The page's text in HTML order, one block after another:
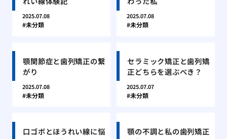
2025.07.08
未分類
2025.07.08
未分類
顎関節症と歯列矯正の繋
がり
2025.07.08
未分類
セラミック矯正と歯列矯
正どちらを選ぶべき？
2025.07.07
未分類
口ゴボとほうれい線に悩
顎の不調と私の歯列矯正